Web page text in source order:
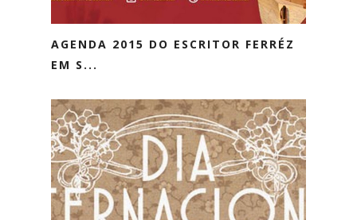
AGENDA 2015 DO ESCRITOR FERRÉZ
EM S...